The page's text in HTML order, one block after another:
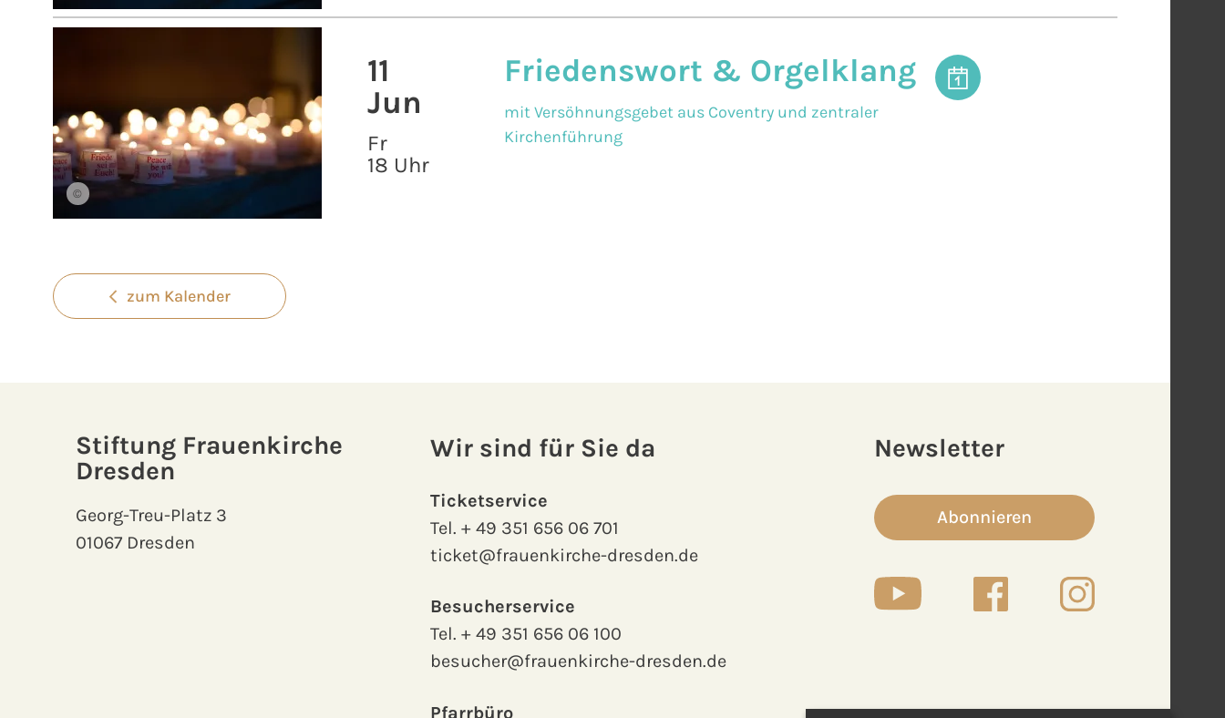
©
11
Jun
Fr
18 Uhr
Friedenswort & Orgelklang
mit Versöhnungsgebet aus Coventry und zentraler
Kirchenführung
zum Kalender
Stiftung Frauenkirche
Dresden
Georg-Treu-Platz 3
01067 Dresden
Wir sind für Sie da
Ticketservice
Tel.+ 49 351 656 06 701
ticket@frauenkirche-dresden.de
Besucherservice
Tel.+ 49 351 656 06 100
besucher@frauenkirche-dresden.de
Pfarrbüro
Newsletter
Abonnieren